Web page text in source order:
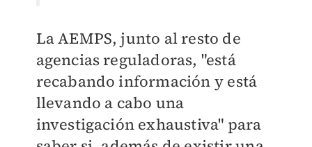
La AEMPS, junto al resto de
agencias reguladoras, "está
recabando información y está
llevando a cabo una
investigación exhaustiva" para